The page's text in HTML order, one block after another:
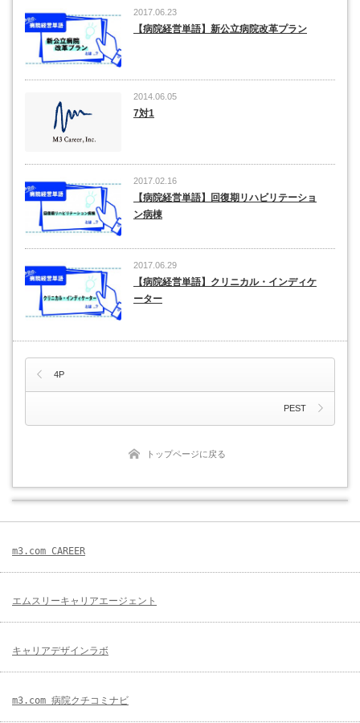
2017.06.23
【病院経営単語】新公立病院改革プラン
2014.06.05
7対1
2017.02.16
【病院経営単語】回復期リハビリテーショ
ン病棟
2017.06.29
【病院経営単語】クリニカル・インディケ
ーター
4P
PEST
トップページに戻る
m3.com CAREER
エムスリーキャリアエージェント
キャリアデザインラボ
m3.com 病院クチコミナビ